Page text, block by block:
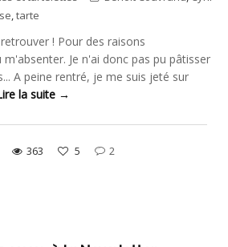
tarte
! Pour des raisons
Je n'ai donc pas pu pâtisser
A peine rentré, je me suis jeté sur
la suite →
363 5 2